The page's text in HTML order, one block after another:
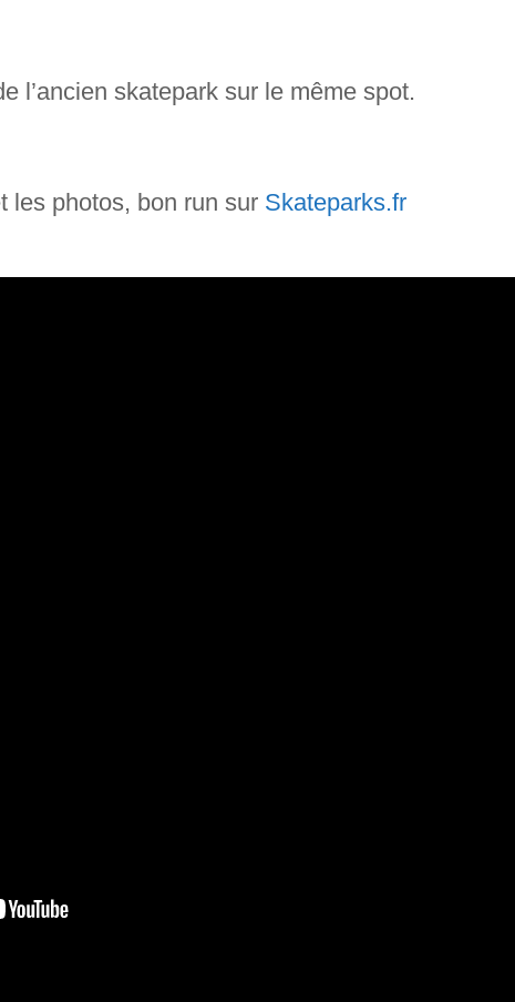
l’ancien skatepark sur le même spot.
les photos, bon run sur Skateparks.fr